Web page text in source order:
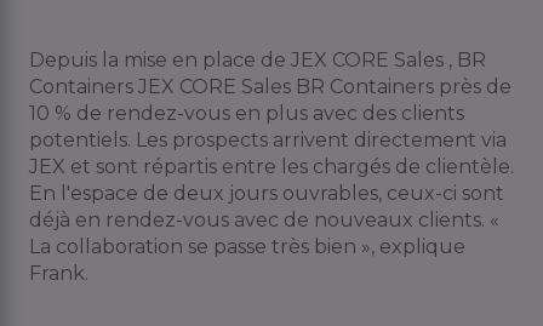
Depuis la mise en place de JEX CORE Sales , BR
Containers JEX CORE Sales BR Containers près de
10 % de rendez-vous en plus avec des clients
potentiels. Les prospects arrivent directement via
JEX et sont répartis entre les chargés de clientèle.
En l'espace de deux jours ouvrables, ceux-ci sont
déjà en rendez-vous avec de nouveaux clients. «
La collaboration se passe très bien », explique
Frank.